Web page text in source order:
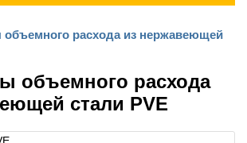
объемного расхода из нержавеющей
объемного расхода
стали PVE